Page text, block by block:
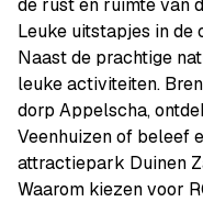
Leuke uitstapjes in de
Naast de prachtige
leuke activiteiten.
dorp Appelscha,
Veenhuizen of beleef
attractiepark Duinen
Waarom kiezen voor